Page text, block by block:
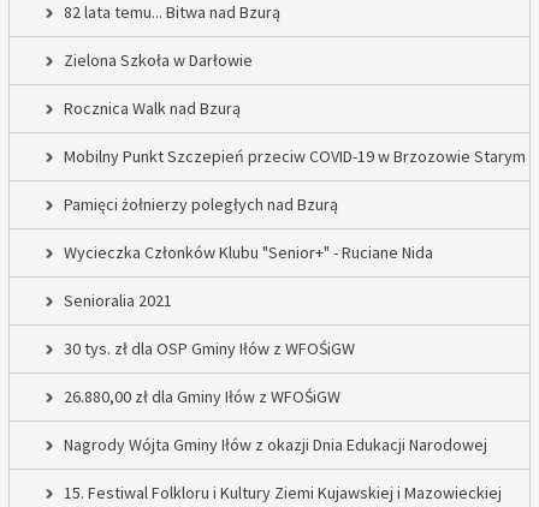
82 lata temu... Bitwa nad Bzurą
Zielona Szkoła w Darłowie
Rocznica Walk nad Bzurą
Mobilny Punkt Szczepień przeciw COVID-19 w Brzozowie Starym
Pamięci żołnierzy poległych nad Bzurą
Wycieczka Członków Klubu "Senior+" - Ruciane Nida
Senioralia 2021
30 tys. zł dla OSP Gminy Iłów z WFOŚiGW
26.880,00 zł dla Gminy Iłów z WFOŚiGW
Nagrody Wójta Gminy Iłów z okazji Dnia Edukacji Narodowej
15. Festiwal Folkloru i Kultury Ziemi Kujawskiej i Mazowieckiej